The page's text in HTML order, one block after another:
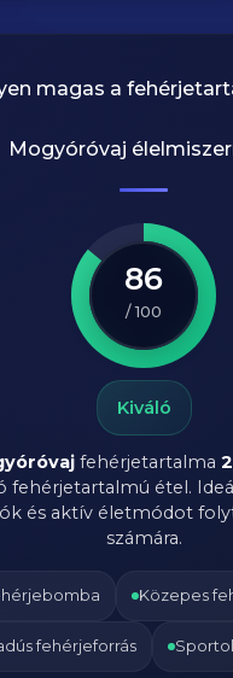
magas a
Mogyóróvaj
86
/ 100
Kiváló
fehérjetartalma
fehérjetartalmú étel.
és aktív életmódot
számára.
Közepes
fehérjeforrás